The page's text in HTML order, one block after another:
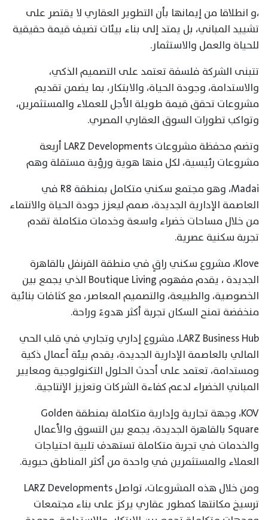
،و انطلاقا من إيمانها بأن التطوير العقاري لا يقتصر على
تشييد المباني، بل يمتد إلى بناء بيئات تضيف قيمة حقيقية
للحياة والعمل والاستثمار.
تتبنى الشركة فلسفة تعتمد على التصميم الذكي،
والاستدامة، وجودة الحياة، والابتكار، بما يضمن تقديم
مشروعات تحقق قيمة طويلة الأجل للعملاء والمستثمرين،
وتواكب تطورات السوق العقاري المصري.
وتضم محفظة مشروعات LARZ Developments أربعة
مشروعات رئيسية، لكل منها هوية ورؤية مستقلة وهم
Madai، وهو مجتمع سكني متكامل بمنطقة R8 في
العاصمة الإدارية الجديدة، صمم ليعزز جودة الحياة والانتماء
من خلال مساحات خضراء واسعة وخدمات متكاملة تقدم
تجربة سكنية عصرية.
Klove، مشروع سكني راقٍ في منطقة القرنفل بالقاهرة
الجديدة ، يقدم مفهوم Boutique Living الذي يجمع بين
الخصوصية، والطبيعة، والتصميم المعاصر، مع كثافات بنائية
منخفضة تمنح السكان تجربة أكثر هدوءً وراحة.
LARZ Business Hub، مشروع إداري وتجاري في قلب الحي
المالي بالعاصمة الإدارية الجديدة، يقدم بيئة أعمال ذكية
ومستدامة، تعتمد على أحدث الحلول التكنولوجية ومعايير
المباني الخضراء لدعم كفاءة الشركات وتعزيز الإنتاجية.
KOV، وجهة تجارية وإدارية متكاملة بمنطقة Golden
Square بالقاهرة الجديدة، يجمع بين التسوق والأعمال
والخدمات في تجربة متكاملة تستهدف تلبية احتياجات
العملاء والمستثمرين في واحدة من أكثر المناطق حيوية.
ومن خلال هذه المشروعات، تواصل LARZ Developments
ترسيخ مكانتها كمطور عقاري يركز على بناء مجتمعات